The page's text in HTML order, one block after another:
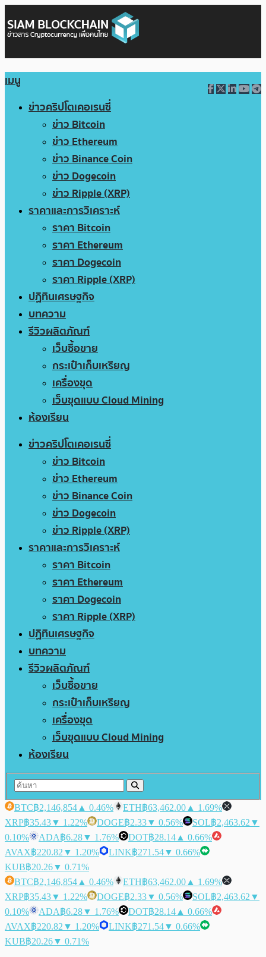
เมนู
ข่าวคริปโตเคอเรนซี่
ข่าว Bitcoin
ข่าว Ethereum
ข่าว Binance Coin
ข่าว Dogecoin
ข่าว Ripple (XRP)
ราคาและการวิเคราะห์
ราคา Bitcoin
ราคา Ethereum
ราคา Dogecoin
ราคา Ripple (XRP)
ปฏิทินเศรษฐกิจ
บทความ
รีวิวผลิตภัณฑ์
เว็บซื้อขาย
กระเป๋าเก็บเหรียญ
เครื่องขุด
เว็บขุดแบบ Cloud Mining
ห้องเรียน
ข่าวคริปโตเคอเรนซี่
ข่าว Bitcoin
ข่าว Ethereum
ข่าว Binance Coin
ข่าว Dogecoin
ข่าว Ripple (XRP)
ราคาและการวิเคราะห์
ราคา Bitcoin
ราคา Ethereum
ราคา Dogecoin
ราคา Ripple (XRP)
ปฏิทินเศรษฐกิจ
บทความ
รีวิวผลิตภัณฑ์
เว็บซื้อขาย
กระเป๋าเก็บเหรียญ
เครื่องขุด
เว็บขุดแบบ Cloud Mining
ห้องเรียน
BTC฿2,146,854 ▲ 0.46% ETH฿63,462.00 ▲ 1.69%
XRP฿35.43▼ 1.22% DOGE฿2.33▼ 0.56% SOL฿2,463.62 ▼
0.10%
ADA฿6.28▼ 1.76% DOT฿28.14 ▲ 0.66%
AVAX฿220.82 ▼ 1.20% LINK฿271.54▼ 0.66%
KUB฿20.26▼ 0.71%
BTC฿2,146,854 ▲ 0.46% ETH฿63,462.00 ▲ 1.69%
XRP฿35.43▼ 1.22% DOGE฿2.33▼ 0.56% SOL฿2,463.62 ▼
0.10%
ADA฿6.28▼ 1.76% DOT฿28.14 ▲ 0.66%
AVAX฿220.82 ▼ 1.20% LINK฿271.54▼ 0.66%
KUB฿20.26▼ 0.71%